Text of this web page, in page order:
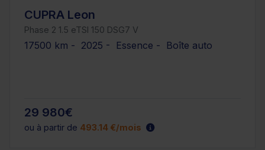
CUPRA Leon
Phase 2 1.5 eTSI 150 DSG7 V
17500 km - 2025 - Essence - Boîte auto
29 980€
ou à partir de 493.14 €/mois